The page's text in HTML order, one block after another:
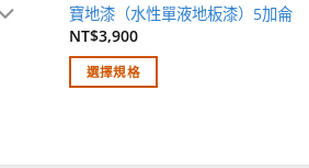
寶地漆（水性單液地板漆）5加侖
NT$3,900
選擇規格